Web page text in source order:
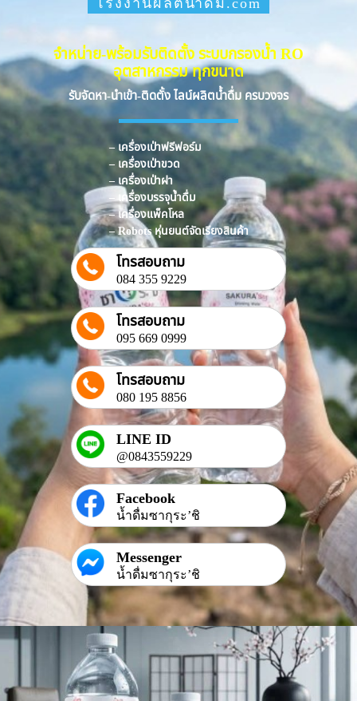
จำหน่าย-พร้อมรับติดตั้ง ระบบกรองน้ำ RO
อุตสาหกรรม ทุกขนาด
รับจัดหา-นำเข้า-ติดตั้ง ไลน์ผลิตน้ำดื่ม ครบวงจร
– เครื่องเป่าฟรีฟอร์ม
– เครื่องเป่าขวด
– เครื่องเป่าฝา
– เครื่องบรรจุน้ำดื่ม
– เครื่องแพ็คโหล
– Robots หุ่นยนต์จัดเรียงสินค้า
โทรสอบถาม
084 355 9229
โทรสอบถาม
095 669 0999
โทรสอบถาม
080 195 8856
LINE ID
@0843559229
Facebook
น้ำดื่มซากุระ’ชิ
Messenger
น้ำดื่มซากุระ’ชิ